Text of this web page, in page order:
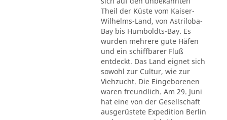
Theil der Küste vom Kaiser-
Wilhelms-Land, von Astriloba-
Bay bis Humboldts-Bay. Es
wurden mehrere gute Häfen
und ein schiffbarer Fluß
entdeckt. Das Land eignet sich
sowohl zur Cultur, wie zur
Viehzucht. Die Eingeborenen
waren freundlich. Am 29. Juni
hat eine von der Gesellschaft
ausgerüstete Expedition Berlin